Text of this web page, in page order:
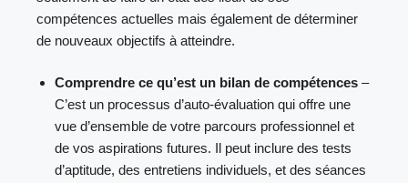
compétences actuelles mais également de déterminer
de nouveaux objectifs à atteindre.
Comprendre ce qu’est un bilan de compétences –
C’est un processus d’auto-évaluation qui offre une
vue d’ensemble de votre parcours professionnel et
de vos aspirations futures. Il peut inclure des tests
d’aptitude, des entretiens individuels, et des séances